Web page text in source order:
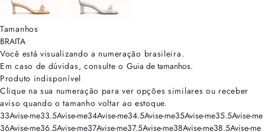
Tamanhos
BRAITA
Você está visualizando a numeração brasileira.
Em caso de dúvidas, consulte o Guia de tamanhos.
Produto indisponível
Clique na sua numeração para ver opções similares ou receber
aviso quando o tamanho voltar ao estoque.
33Avise-me33.5Avise-me34Avise-me34.5Avise-me35Avise-me35.5Avise-me
36Avise-me36.5Avise-me37Avise-me37.5Avise-me38Avise-me38.5Avise-me